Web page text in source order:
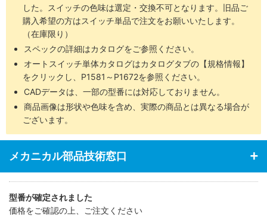
した。スイッチの色味は選定・交換不可となります。旧品ご
購入希望の方はスイッチ単品で注文をお願いいたします。
（在庫限り）
スペックの詳細はカタログをご参照ください。
オートスイッチ単体カタログはカタログタブの【規格情報】
をクリックし、P1581～P1672を参照ください。
CADデータは、一部の型番には対応しておりません。
商品画像は形状や色味を含め、実際の商品とは異なる場合が
ございます。
メカニカル部品技術窓口
型番が確定されました
価格をご確認の上、ご注文ください